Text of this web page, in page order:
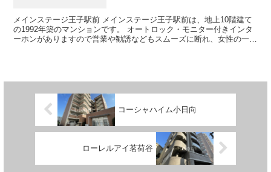
メインステージ王子駅前 メインステージ王子駅前は、地上10階建て
の1992年築のマンションです。 オートロック・モニター付きインタ
ーホンがありますので営業や勧誘などもスムーズに断れ、女性の一人
コーシャハイム小日向
ローレルアイ茗荷谷